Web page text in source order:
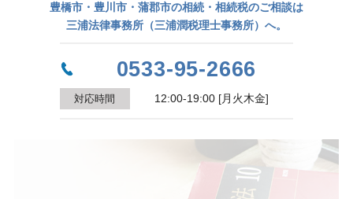
豊橋市・豊川市・蒲郡市の相続・相続税のご相談は
三浦法律事務所（三浦潤税理士事務所）へ。
0533-95-2666
対応時間 12:00-19:00 [月火木金]